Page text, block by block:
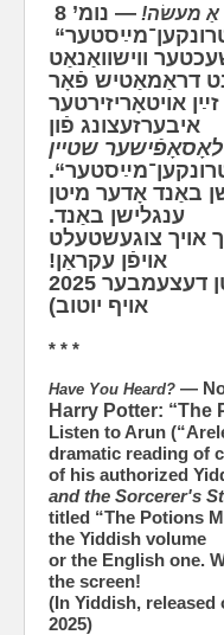
אַ מעשׂה! — נומ’ 8
ווישוואַנאַט
דראַמאַטיש פֿאָר
אויטאָריזירטער
איבערזעצונג פֿון
שטיין
באַנד אָדער מיטן
ענגלישן באַנד.
אויך צוגעשטעלט
אויפֿן עקראַן!
(אַרויסגעגעבן דעם 18טן דעצעמבער 2025
אויף יוטוב)
* * *
Have You Heard? —
Harry Potter: “The
Listen to Arun
dramatic reading of
of his authorized
and the Sorcerer's
titled “The Potions
the Yiddish volume
or the English one.
the screen!
(In Yiddish, released
2025)